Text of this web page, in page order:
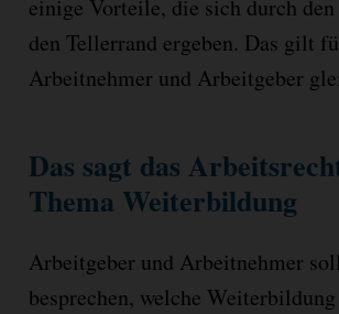
einige Vorteile, die sich durch
den Tellerrand ergeben. Das gilt
Arbeitnehmer und Arbeitgeber
Das sagt das
Thema Weiterbildung
Arbeitgeber und Arbeitnehmer
besprechen, welche